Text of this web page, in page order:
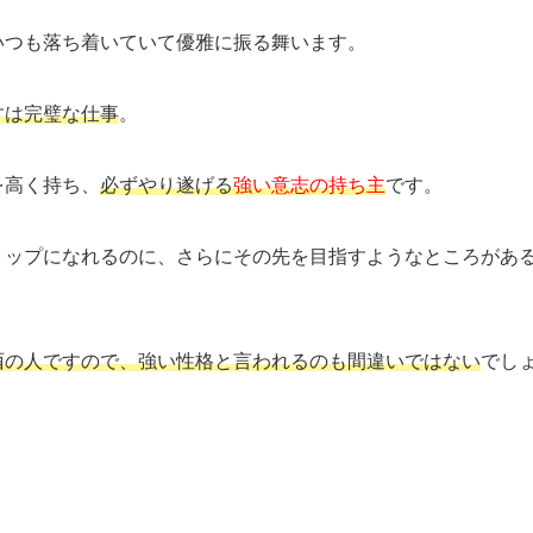
も落ち着いていて優雅に振る舞います。
完璧な仕事。
く持ち、 必ずやり遂げる強い意志の持ち主です。
プになれるのに、さらにその先を目指すようなところがあ
人ですので、強い性格と言われるのも間違いではないでし